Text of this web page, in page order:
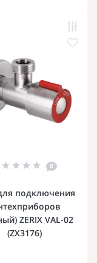
0
подключения
ZERIX VAL-02
(ZX3176)